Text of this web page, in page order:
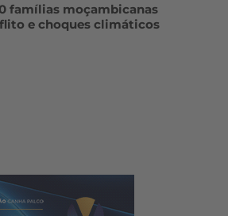
famílias moçambicanas
e choques climáticos